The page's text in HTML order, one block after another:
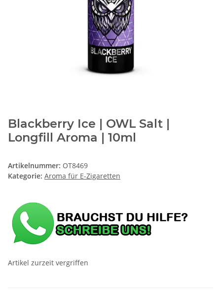
Blackberry Ice | OWL Salt |
Longfill Aroma | 10ml
Artikelnummer: OT8469
Kategorie: Aroma für E-Zigaretten
Artikel zurzeit vergriffen